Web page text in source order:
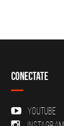
Conectate
YouTube